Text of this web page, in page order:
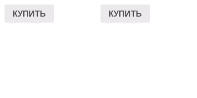
КУПИТЬ КУПИТЬ